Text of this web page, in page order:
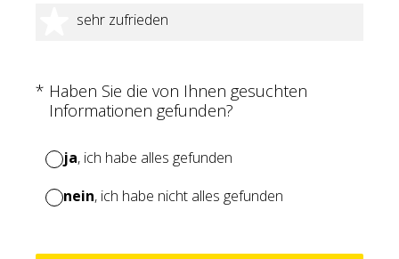
sehr zufrieden
5 Sterne
* Haben Sie die von Ihnen gesuchten
Informationen gefunden?
(Erforderlich.)
ja, ich habe alles gefunden
nein, ich habe nicht alles gefunden